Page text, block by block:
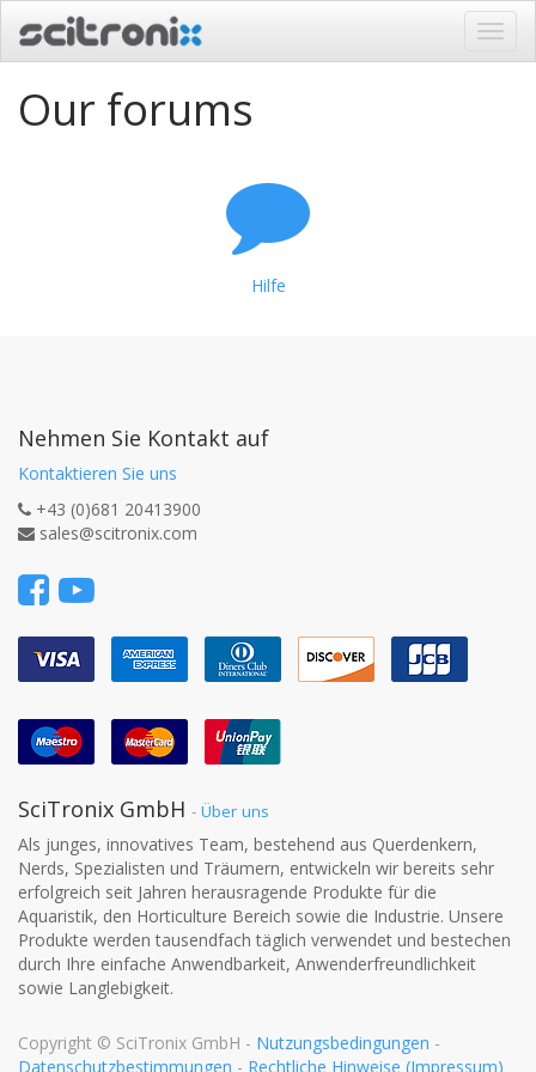
ein-/
Our forums
Hilfe
Nehmen Sie Kontakt auf
Kontaktieren Sie uns
+43 (0)681 20413900
sales@scitronix.com
SciTronix GmbH - Über uns
Als junges, innovatives Team, bestehend aus Querdenkern,
Nerds, Spezialisten und Träumern, entwickeln wir bereits sehr
erfolgreich seit Jahren herausragende Produkte für die
Aquaristik, den Horticulture Bereich sowie die Industrie. Unsere
Produkte werden tausendfach täglich verwendet und bestechen
durch Ihre einfache Anwendbarkeit, Anwenderfreundlichkeit
sowie Langlebigkeit.
Copyright © SciTronix GmbH - Nutzungsbedingungen -
Datenschutzbestimmungen - Rechtliche Hinweise (Impressum)